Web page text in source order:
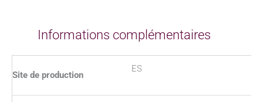
Informations complémentaires
Site de production
ES